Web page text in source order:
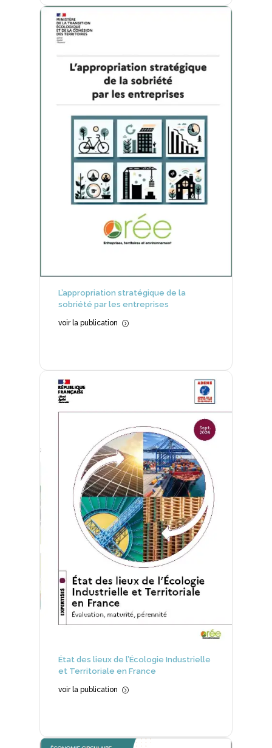
L’appropriation stratégique de la
sobriété par les entreprises
voir la publication =
État des lieux de l’Écologie Industrielle
et Territoriale en France
voir la publication =